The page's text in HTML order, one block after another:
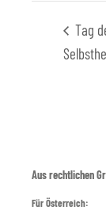
Tag
Aus rechtlichen
Für Österreich: